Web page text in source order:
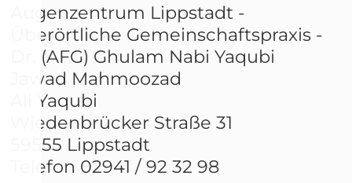
Augenzentrum Lippstadt -
Überörtliche Gemeinschaftspraxis -
Dr. (AFG) Ghulam Nabi Yaqubi
Jawad Mahmoozad
Ali Yaqubi
Wiedenbrücker Straße 31
59555 Lippstadt
Telefon 02941 / 92 32 98